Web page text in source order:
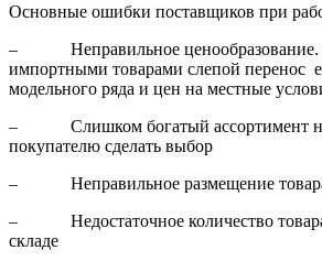
Основные ошибки поставщиков при
– Неправильное ценообразование.
импортными товарами слепой перенос
модельного ряда и цен на местные
– Слишком богатый ассортимент
покупателю сделать выбор
– Неправильное размещение
– Недостаточное количество товара
складе